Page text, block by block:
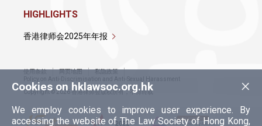
×
Cookies on hklawsoc.org.hk
We employ cookies to improve user experience. By
accessing the website of The Law Society of Hong Kong,
HIGHLIGHTS
香港律师会2025年年报
使用条款 网页地图
私隐政策
Policy on Anti-Discrimination and Anti-Sexual Harassment
Copyright © 2026 香港律师会版权所有，不得转载